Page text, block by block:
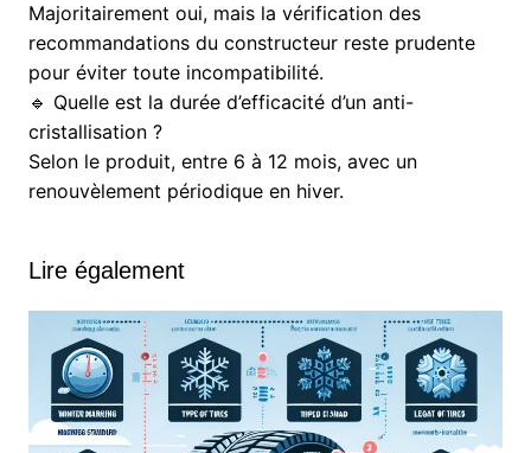
Majoritairement oui, mais la vérification des
recommandations du constructeur reste prudente
pour éviter toute incompatibilité.
🔹 Quelle est la durée d’efficacité d’un anti-
cristallisation ?
Selon le produit, entre 6 à 12 mois, avec un
renouvèlement périodique en hiver.
Lire également